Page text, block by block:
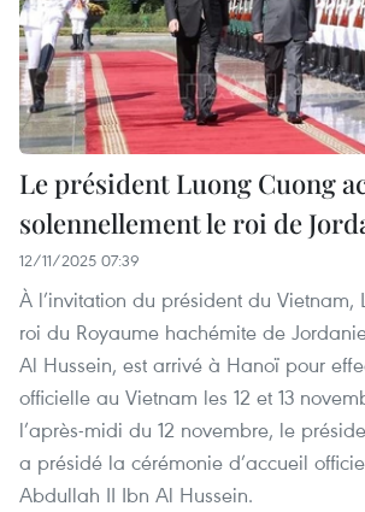
Le président Luong Cuong
solennellement le roi de
12/11/2025 07:39
À l’invitation du président du Vietnam,
roi du Royaume hachémite de
Al Hussein, est arrivé à Hanoï pour
officielle au Vietnam les 12 et 13
l’après-midi du 12 novembre, le
a présidé la cérémonie d’accueil
Abdullah II Ibn Al Hussein.